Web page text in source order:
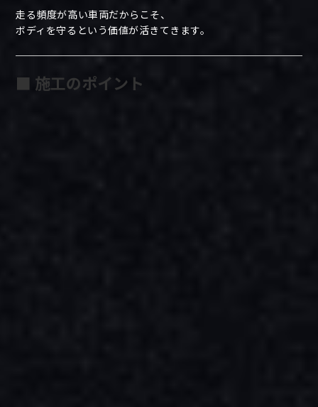
走る頻度が高い車両だからこそ、
ボディを守るという価値が活きてきます。
■ 施工のポイント